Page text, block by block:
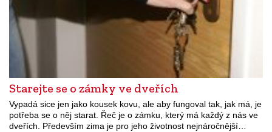
Starejte se o zámky ve dveřích
Vypadá sice jen jako kousek kovu, ale aby fungoval tak, jak má, je
potřeba se o něj starat. Řeč je o zámku, který má každý z nás ve
dveřích. Především zima je pro jeho životnost nejnáročnější…